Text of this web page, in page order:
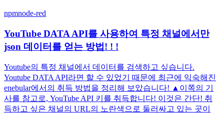
npmnode-red
YouTube DATA API를 사용하여 특정 채널에서만
json 데이터를 얻는 방법! ! !
Youtube의 특정 채널에서 데이터를 검색하고 싶습니다.
Youtube DATA API라면 할 수 있었기 때문에 최근에 익숙해진
enebular에서의 취득 방법을 정리해 보았습니다! ▲이쪽의 기
사를 참고로, YouTube API 키를 취득합니다! 이것은 간단! 취
득하고 싶은 채널의 URL의 노란색으로 둘러싸고 있는 곳이